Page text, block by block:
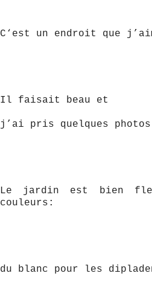
C‘est un endroit que
Il faisait beau et
j’ai pris quelques
Le jardin est bien
couleurs:
du blanc pour les